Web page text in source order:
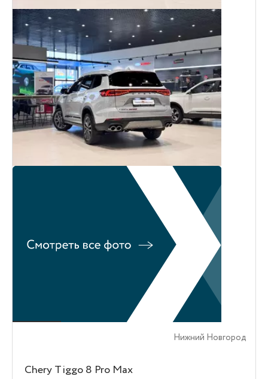
Нижний Новгород
Chery Tiggo 8 Pro Max